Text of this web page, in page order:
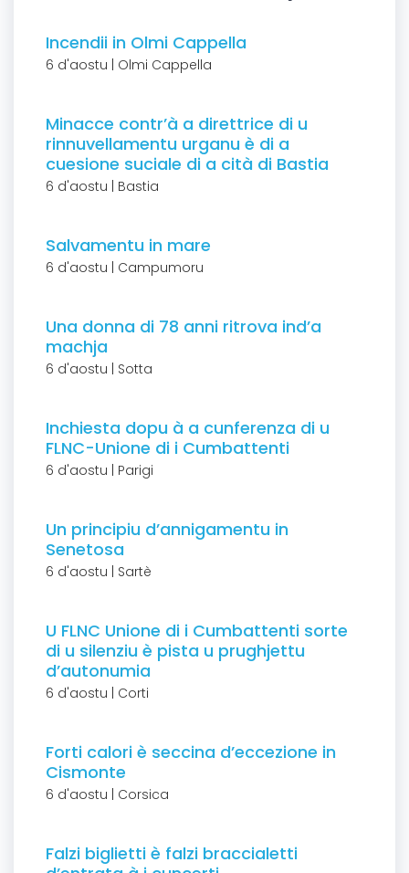
Incendii in Olmi Cappella
6 d'aostu | Olmi Cappella
Minacce contr’à a direttrice di u
rinnuvellamentu urganu è di a
cuesione suciale di a cità di Bastia
6 d'aostu | Bastia
Salvamentu in mare
6 d'aostu | Campumoru
Una donna di 78 anni ritrova ind’a
machja
6 d'aostu | Sotta
Inchiesta dopu à a cunferenza di u
FLNC-Unione di i Cumbattenti
6 d'aostu | Parigi
Un principiu d’annigamentu in
Senetosa
6 d'aostu | Sartè
U FLNC Unione di i Cumbattenti sorte
di u silenziu è pista u prughjettu
d’autonumia
6 d'aostu | Corti
Forti calori è seccina d’eccezione in
Cismonte
6 d'aostu | Corsica
Falzi biglietti è falzi braccialetti